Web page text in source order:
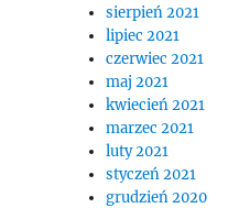
sierpień 2021
lipiec 2021
czerwiec 2021
maj 2021
kwiecień 2021
marzec 2021
luty 2021
styczeń 2021
grudzień 2020